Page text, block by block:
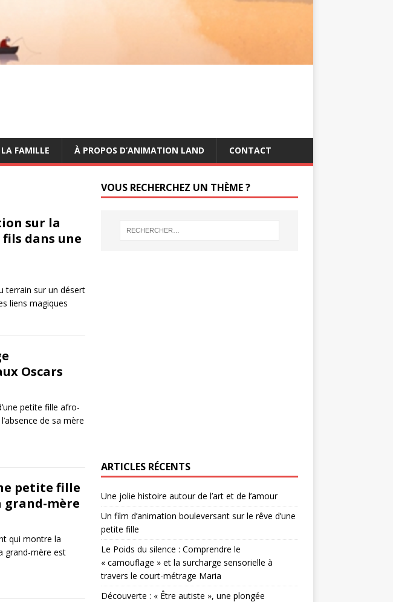
FAMILLE À PROPOS D’ANIMATION LAND CONTACT
sur la
fils dans une
terrain sur un désert
liens magiques
Oscars
petite fille afro-
de sa mère
petite fille
grand-mère
qui montre la
grand-mère est
VOUS RECHERCHEZ UN THÈME ?
ARTICLES RÉCENTS
Une jolie histoire autour de l’art et de l’amour
Un film d’animation bouleversant sur le rêve d’une
petite fille
Le Poids du silence : Comprendre le
« camouflage » et la surcharge sensorielle à
travers le court-métrage Maria
Découverte : « Être autiste », une plongée